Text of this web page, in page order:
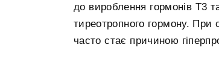
до вироблення гормонів Т3
тиреотропного гормону.
часто стає причиною